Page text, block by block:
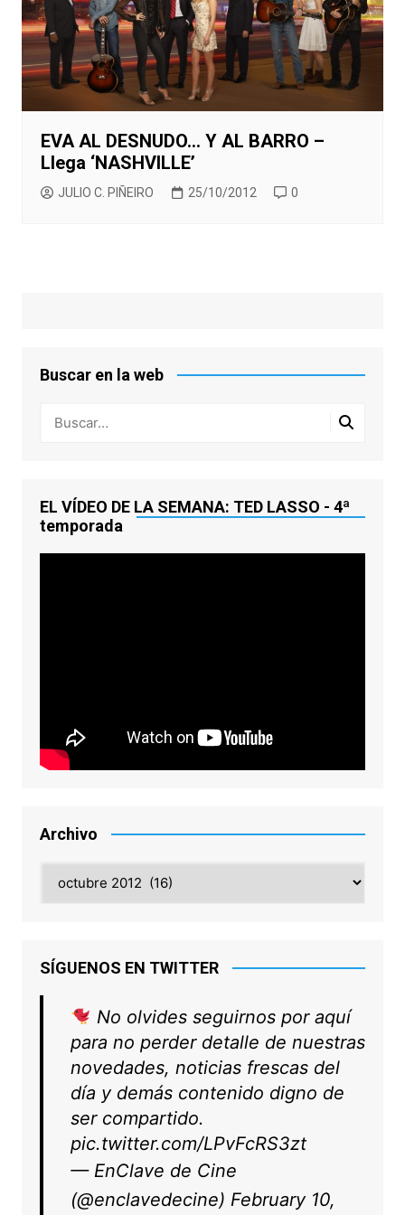
EVA AL DESNUDO… Y AL BARRO –
Llega ‘NASHVILLE’
JULIO C. PIÑEIRO 25/10/2012 0
Buscar en la web
EL VÍDEO DE LA SEMANA: TED LASSO - 4ª
temporada
Archivo
SÍGUENOS EN TWITTER
No olvides seguirnos por aquí
para no perder detalle de nuestras
novedades, noticias frescas del
día y demás contenido digno de
ser compartido.
pic.twitter.com/LPvFcRS3zt
— EnClave de Cine
(@enclavedecine) February 10,